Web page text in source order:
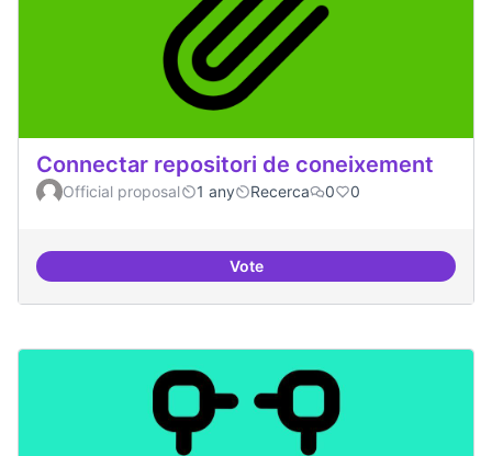
Connectar repositori de coneixement
Official proposal 1 any Recerca 0 0
VoteConnectar repositori de